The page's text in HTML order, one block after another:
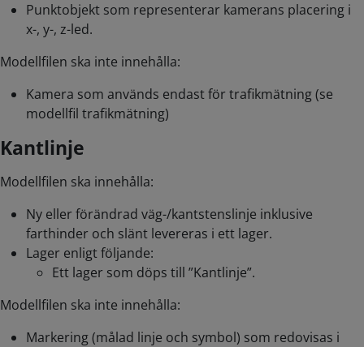
Punktobjekt som representerar kamerans placering i
x-, y-, z-led.
Modellfilen ska inte innehålla:
Kamera som används endast för trafikmätning (se
modellfil trafikmätning)
Kantlinje
Modellfilen ska innehålla:
Ny eller förändrad väg-/kantstenslinje inklusive
farthinder och slänt levereras i ett lager.
Lager enligt följande:
Ett lager som döps till ”Kantlinje”.
Modellfilen ska inte innehålla:
Markering (målad linje och symbol) som redovisas i